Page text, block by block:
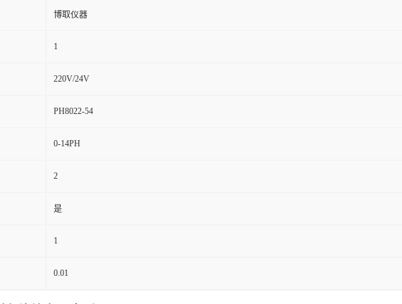
博取仪器
1
220V/24V
PH8022-54
0-14PH
2
是
1
0.01